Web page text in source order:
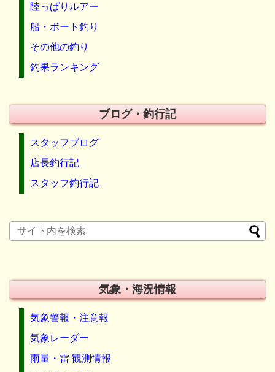
陸っぱりルアー
船・ボート釣り
その他の釣り
釣果ランキング
ブログ・釣行記
スタッフブログ
店長釣行記
スタッフ釣行記
気象・海況情報
気象警報・注意報
気象レーダー
雨量・雷 観測情報